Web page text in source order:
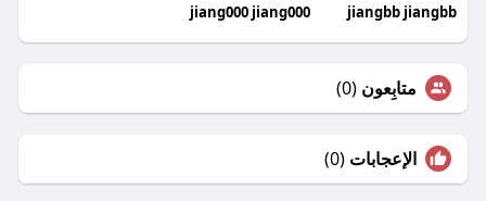
jiangbb jiangbb
jiang000 jiang000
متابِعون (0)
الإعجابات (0)